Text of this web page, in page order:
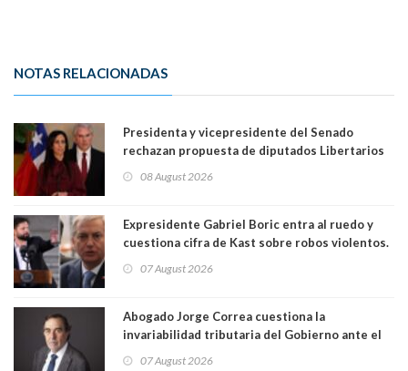
NOTAS RELACIONADAS
Presidenta y vicepresidente del Senado
rechazan propuesta de diputados Libertarios
"Constituye un camino equivocado"
08 August 2026
Expresidente Gabriel Boric entra al ruedo y
cuestiona cifra de Kast sobre robos violentos.
07 August 2026
Abogado Jorge Correa cuestiona la
invariabilidad tributaria del Gobierno ante el
07 August 2026